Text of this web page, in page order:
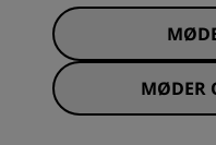
MØDER